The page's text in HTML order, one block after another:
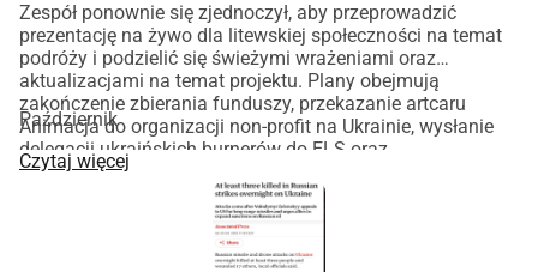
Zespół ponownie się zjednoczył, aby przeprowadzić
prezentację na żywo dla litewskiej społeczności na temat
podróży i podzielić się świeżymi wrażeniami oraz
aktualizacjami na temat projektu. Plany obejmują
zakończenie zbierania funduszy, przekazanie artcaru
Animacja do organizacji non-profit na Ukrainie, wysłanie
delegacji ukraińskich burnerów do ELS oraz
zorganizowanie nowej misji międzynarodowej
społeczności burnerów, która ma podróżować do Kijowa
do końca kwietnia lub na początku maja, aby wziąć udział
w wydarzeniu w Kijowie 2 maja. Czy dołączysz do misji
Październik
Czytaj więcej